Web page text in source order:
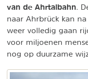
van de Ahrtalbahn.
naar Ahrbrück kan
weer volledig gaan
voor miljoenen
nog op duurzame